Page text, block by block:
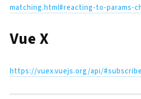
matching.html#reacting-to-params-
Vue X
https://vuex.vuejs.org/api/#subscribe